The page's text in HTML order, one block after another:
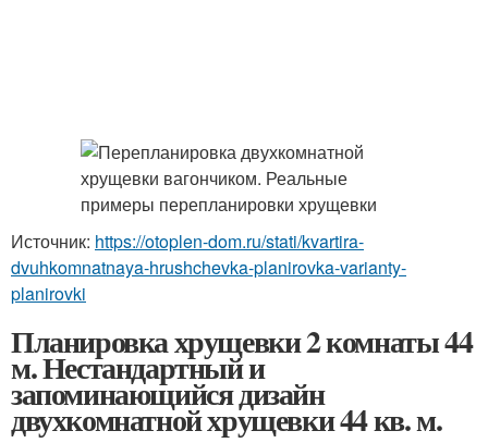
Источник: https://otoplen-dom.ru/stati/kvartira-
dvuhkomnatnaya-hrushchevka-planirovka-varianty-
planirovki
Планировка хрущевки 2 комнаты 44
м. Нестандартный и
запоминающийся дизайн
двухкомнатной хрущевки 44 кв. м.